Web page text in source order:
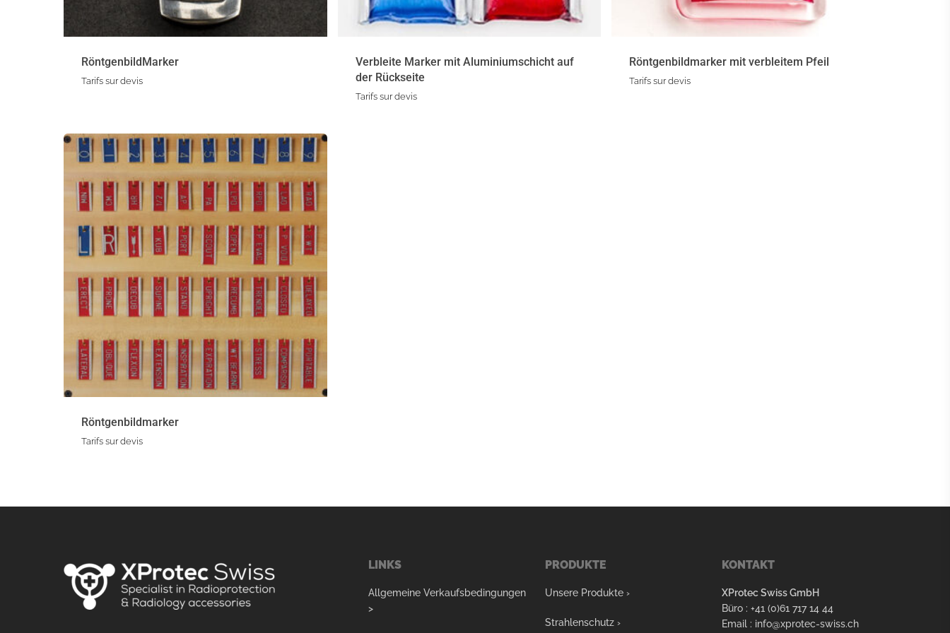
Bienvenue /Willkommen
Veuillez saisir votre adresse e-mail pour
RöntgenbildMarker
Tarifs sur devis
Verbleite Marker mit Aluminiumschicht auf
der Rückseite
Tarifs sur devis
Röntgenbildmarker mit verbleitem Pfeil
Tarifs sur devis
Röntgenbildmarker
Tarifs sur devis
LINKS
Allgemeine Verkaufsbedingungen
>
PRODUKTE
Unsere Produkte ›
Strahlenschutz ›
KONTAKT
XProtec Swiss GmbH
Büro : +41 (0)61 717 14 44
Email : info@xprotec-swiss.ch